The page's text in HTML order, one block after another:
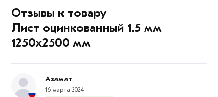
купленного товарa в течение 7 дней (наличие чека
обязательно).
Отзывы к товару
Лист оцинкованный 1.5 мм
1250х2500 мм
Азамат
16 марта 2024